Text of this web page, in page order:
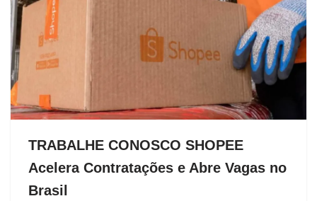
TRABALHE CONOSCO SHOPEE
Acelera Contratações e Abre Vagas no
Brasil